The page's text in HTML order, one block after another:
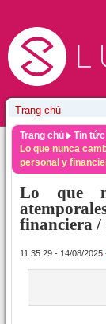
Trang chủ
Tin tức
Lo que nunca
personal y
Lo que
financiera /
11:35:29 - 14/08/2025